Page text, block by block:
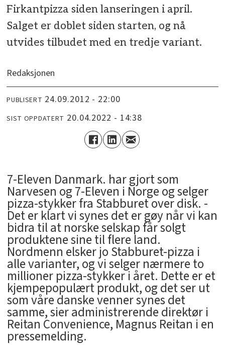
Firkantpizza siden lanseringen i april.
Salget er doblet siden starten, og nå
utvides tilbudet med en tredje variant.
Redaksjonen
PUBLISERT 24.09.2012 - 22:00
SIST OPPDATERT 20.04.2022 - 14:38
7-Eleven Danmark. har gjort som
Narvesen og 7-Eleven i Norge og selger
pizza-stykker fra Stabburet over disk. -
Det er klart vi synes det er gøy når vi kan
bidra til at norske selskap får solgt
produktene sine til flere land.
Nordmenn elsker jo Stabburet-pizza i
alle varianter, og vi selger nærmere to
millioner pizza-stykker i året. Dette er et
kjempepopulært produkt, og det ser ut
som våre danske venner synes det
samme, sier administrerende direktør i
Reitan Convenience, Magnus Reitan i en
pressemelding.